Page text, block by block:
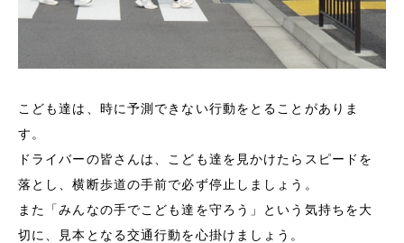
こども達は、時に予測できない行動をとることがありま
す。
ドライバーの皆さんは、こども達を見かけたらスピードを
落とし、横断歩道の手前で必ず停止しましょう。
また「みんなの手でこども達を守ろう」という気持ちを大
切に、見本となる交通行動を心掛けましょう。